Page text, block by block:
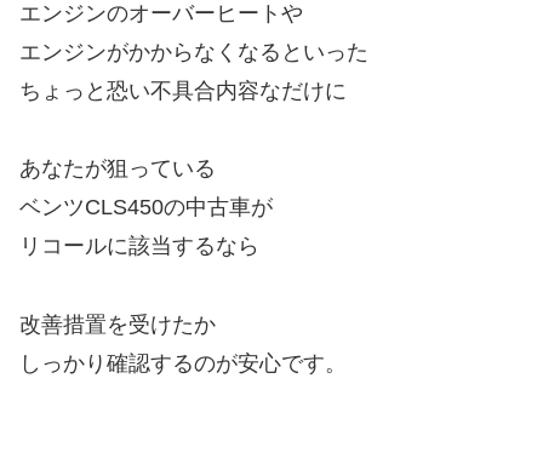
エンジンのオーバーヒートや
エンジンがかからなくなるといった
ちょっと恐い不具合内容なだけに
あなたが狙っている
ベンツCLS450の中古車が
リコールに該当するなら
改善措置を受けたか
しっかり確認するのが安心です。